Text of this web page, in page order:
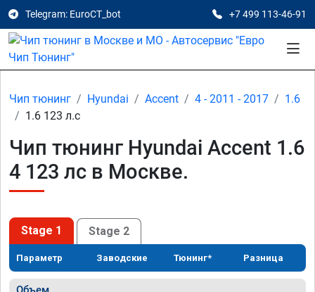
Telegram: EuroCT_bot +7 499 113-46-91
Чип тюнинг Hyundai Accent 4 - 2011 - 2017
1.6
1.6 123 л.с
Чип тюнинг Hyundai Accent 1.6
4 123 лс в Москве.
Stage 1 Stage 2
Параметр Заводские Тюнинг* Разница